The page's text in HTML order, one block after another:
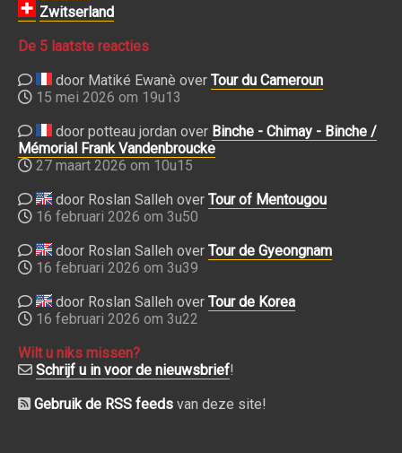
Zwitserland
De 5 laatste reacties
door Matiké Ewanè over Tour du Cameroun
15 mei 2026 om 19u13
door potteau jordan over Binche - Chimay - Binche /
Mémorial Frank Vandenbroucke
27 maart 2026 om 10u15
door Roslan Salleh over Tour of Mentougou
16 februari 2026 om 3u50
door Roslan Salleh over Tour de Gyeongnam
16 februari 2026 om 3u39
door Roslan Salleh over Tour de Korea
16 februari 2026 om 3u22
Wilt u niks missen?
Schrijf u in voor de nieuwsbrief!
Gebruik de RSS feeds van deze site!